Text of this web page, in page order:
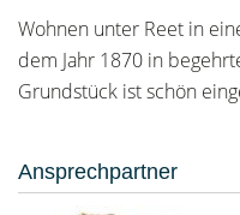
Wohnen unter Reet in
dem Jahr 1870 in
Grundstück ist schön
Ansprechpartner